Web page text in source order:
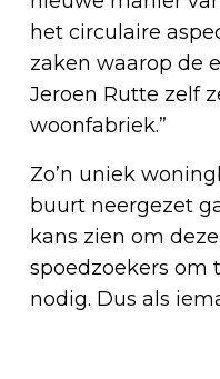
het circulaire
zaken waarop de
Jeroen Rutte zelf
woonfabriek.”
Zo’n uniek
buurt neergezet
kans zien om
spoedzoekers om
nodig. Dus als